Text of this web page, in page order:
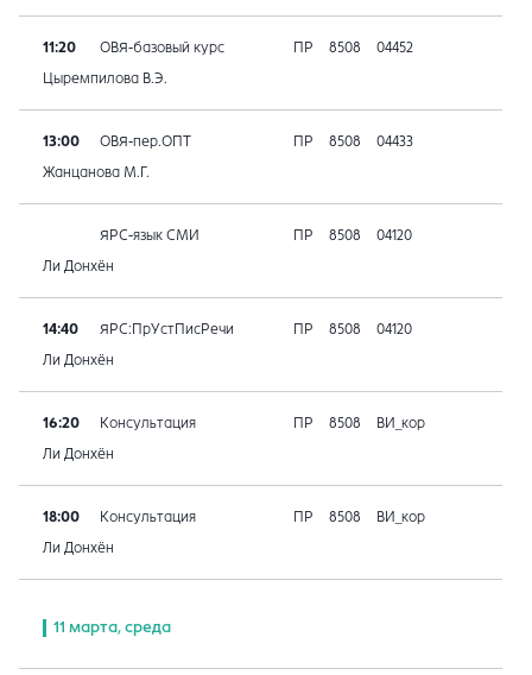
11:20 ОВЯ-базовый курс ПР 8508 04452
Цыремпилова В.Э.
13:00 ОВЯ-пер.ОПТ ПР 8508 04433
Жанцанова М.Г.
ЯРС-язык СМИ ПР 8508 04120
Ли Донхён
14:40 ЯРС:ПрУстПисРечи ПР 8508 04120
Ли Донхён
16:20 Консультация ПР 8508 ВИ_кор
Ли Донхён
18:00 Консультация ПР 8508 ВИ_кор
Ли Донхён
11 марта, среда